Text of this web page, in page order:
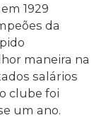
1929
da
maneira na
salários
clube foi
um ano.